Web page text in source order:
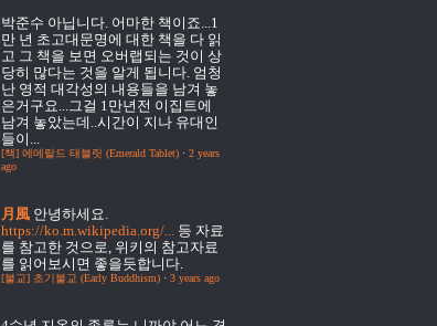
박준수 아닙니다. 어마한 책이죠...1
만 년 초고대문명에 대한 책을 다 읽
고 그 책을 보면 오버랩되는 것이 상
당히 많다는 것을 알게 됩니다. 엄청
난 영적 대각성의 내용들을 남겨 놓
은거구요...그걸 1만년전 이집트에
남겨 놓았는데..시간이 지나 유대인
들이...
[책] 에메랄드 태블릿 (Emerald Tablet) · 2 years
ago
月風 안녕하세요.
https://ko.m.wikipedia.org/... 등 자료
를 참고한 것으로, 위키의 참고자료
를 읽어보시면 좋을듯합니다.
[불교] 초기불교 (Early Buddhism) · 3 years ago